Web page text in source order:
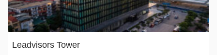
Leadvisors Tower